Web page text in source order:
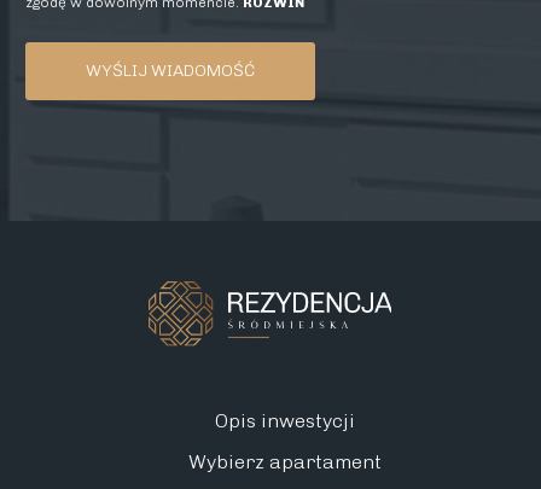
Opis inwestycji
Wybierz apartament